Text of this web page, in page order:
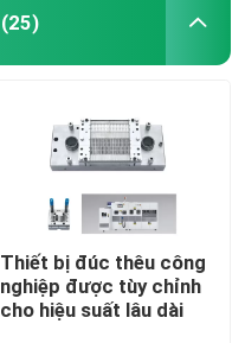
(25)
Thiết bị đúc thêu công
nghiệp được tùy chỉnh
cho hiệu suất lâu dài